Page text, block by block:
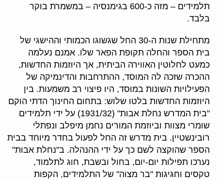
תלמידים – מזה כ-600 בגימנסיה – במשמרת בוקר
בלבד.
מתחילת שנות ה-30 החל שגשוגו הכמותי וההישגי של
בית הספר והחלה תקופת הפאר שלו. אמנם נעלמה
כמעט לחלוטין האווירה הביתית, אך היוזמות החדשות,
ההכרה שזכה לה המוסד, ההתרחבות והדינמיקה של
הפעילויות השונות במוסד, היו פיצוי רב משמעות. בין
היוזמות החדשות בלטו שלוש: בתחום החינוך הדתי הוקם
"בית המדרש נחלת אבות" (1931/32) על ידי תלמידים
שומרי מצוות וביוזמת המורים נחמן מיפלב ונפתלי
רובינשטיין. בית מדרש זה החל לפעול בחדר מיוחד בבית
הספר שהוקצה לשם כך על ידי ההנהלה. ב"נחלת אבות"
נערכו תפילות יום-יום, בחול ובשבת, חוג לתלמוד,
טקסים וחגיגות "בר מצוה" של התלמידים, הקפות